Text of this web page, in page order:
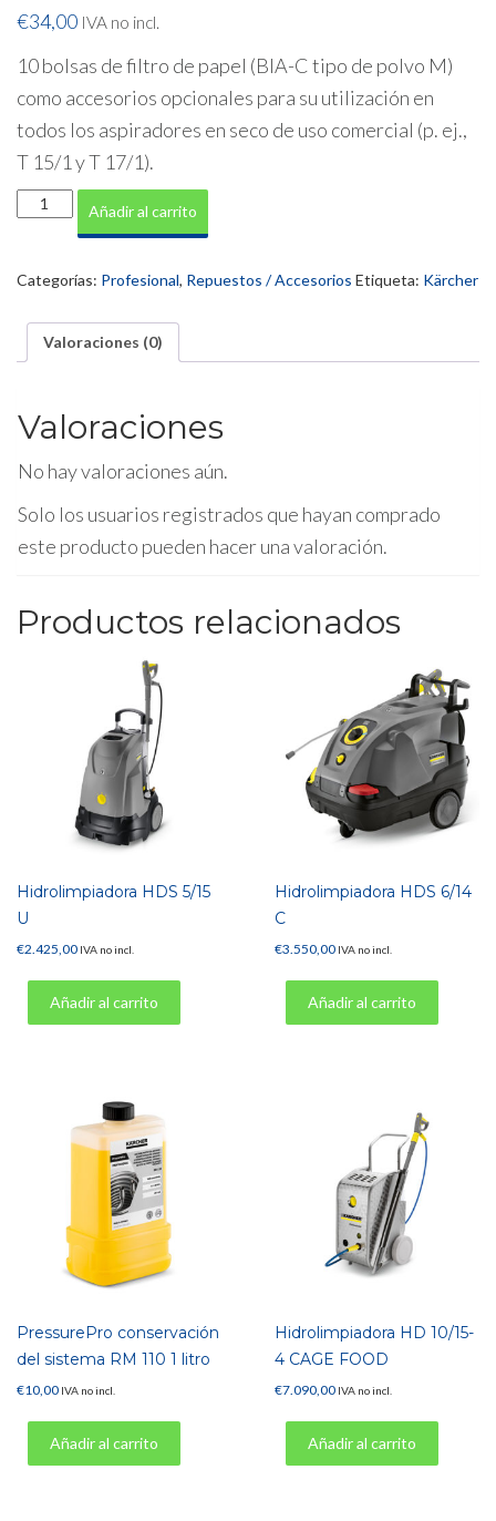
€34,00 IVA no incl.
10 bolsas de filtro de papel (BIA-C tipo de polvo M)
como accesorios opcionales para su utilización en
todos los aspiradores en seco de uso comercial (p. ej.,
T 15/1 y T 17/1).
KIT
bolsas
de
T17/1
Añadir al carrito
Categorías: Profesional, Repuestos / Accesorios Etiqueta: Kärcher
Valoraciones (0)
Valoraciones
No hay valoraciones aún.
Solo los usuarios registrados que hayan comprado
este producto pueden hacer una valoración.
Productos relacionados
Hidrolimpiadora HDS 5/15
U
€2.425,00 IVA no incl.
Añadir al carrito
Hidrolimpiadora HDS 6/14
C
€3.550,00 IVA no incl.
Añadir al carrito
PressurePro conservación
del sistema RM 110 1 litro
€10,00 IVA no incl.
Añadir al carrito
Hidrolimpiadora HD 10/15-
4 CAGE FOOD
€7.090,00 IVA no incl.
Añadir al carrito